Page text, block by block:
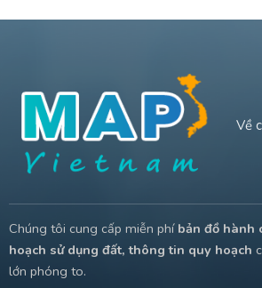
Về
Chúng tôi cung cấp miễn phí bản đồ hành
hoạch sử dụng đất, thông tin quy hoạch
lớn phóng to.